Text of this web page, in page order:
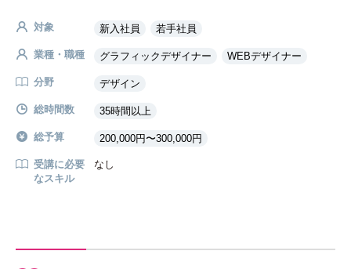
対象 新入社員 若手社員
業種・職種 グラフィックデザイナー WEBデザイナー
分野 デザイン
総時間数 35時間以上
総予算 200,000円〜300,000円
受講に必要
なスキル
なし